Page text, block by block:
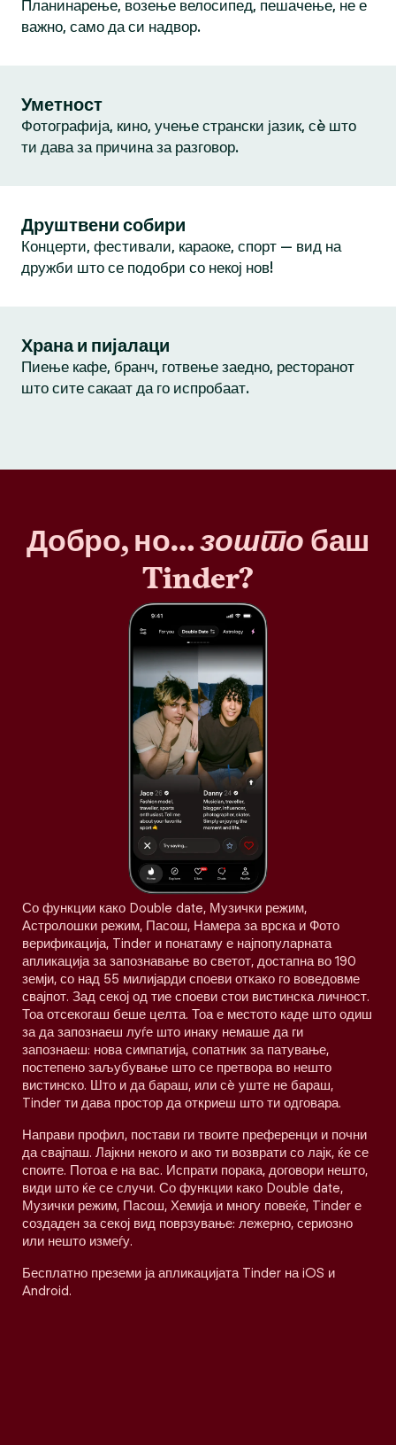
Планинарење, возење велосипед, пешачење, не е
важно, само да си надвор.
Уметност
Фотографија, кино, учење странски јазик, сè што
ти дава за причина за разговор.
Друштвени собири
Концерти, фестивали, караоке, спорт — вид на
дружби што се подобри со некој нов!
Храна и пијалаци
Пиење кафе, бранч, готвење заедно, ресторанот
што сите сакаат да го испробаат.
Добро, но…зошто баш
Tinder?
Со функции како Double date, Музички режим,
Астролошки режим, Пасош, Намера за врска и Фото
верификација, Tinder и понатаму е најпопуларната
апликација за запознавање во светот, достапна во 190
земји, со над 55 милијарди споеви откако го воведовме
свајпот. Зад секој од тие споеви стои вистинска личност.
Тоа отсекогаш беше целта. Тоа е местото каде што одиш
за да запознаеш луѓе што инаку немаше да ги
запознаеш: нова симпатија, сопатник за патување,
постепено заљубување што се претвора во нешто
вистинско. Што и да бараш, или сè уште не бараш,
Tinder ти дава простор да откриеш што ти одговара.
Направи профил, постави ги твоите преференци и почни
да свајпаш. Лајкни некого и ако ти возврати со лајк, ќе се
споите. Потоа е на вас. Испрати порака, договори нешто,
види што ќе се случи. Со функции како Double date,
Музички режим, Пасош, Хемија и многу повеќе, Tinder е
создаден за секој вид поврзување: лежерно, сериозно
или нешто измеѓу.
Бесплатно преземи ја апликацијата Tinder на iOS и
Android.